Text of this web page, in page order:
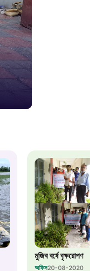
মুজিব বর্ষে বৃক্ষরোপণ
অফিস20-08-2020